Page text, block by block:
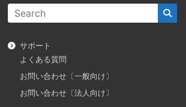
サポート
よくある質問
お問い合わせ〔一般向け〕
お問い合わせ〔法人向け〕